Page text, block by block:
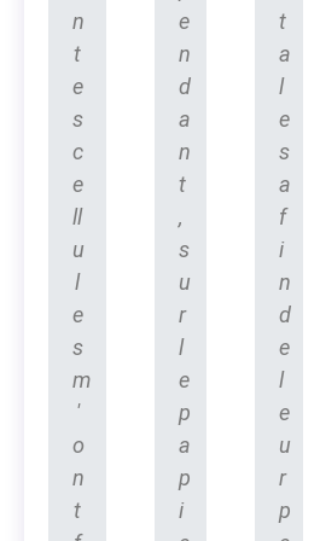
n
t
e
s
c
e
ll
u
l
e
s
m
'
o
n
t
e
n
d
a
n
t
,
s
u
r
l
e
p
a
p
i
t
a
l
e
s
a
f
i
n
d
e
l
e
u
r
p